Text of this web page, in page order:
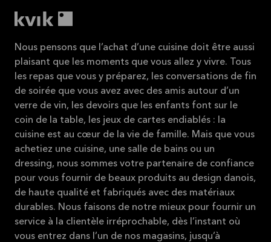
Nous pensons que l’achat d’une cuisine doit être aussi
plaisant que les moments que vous allez y vivre. Tous
les repas que vous y préparez, les conversations de fin
de soirée que vous avez avec des amis autour d’un
verre de vin, les devoirs que les enfants font sur le
coin de la table, les jeux de cartes endiablés : la
cuisine est au cœur de la vie de famille. Mais que vous
achetiez une cuisine, une salle de bains ou un
dressing, nous sommes votre partenaire de confiance
pour vous fournir de beaux produits au design danois,
de haute qualité et fabriqués avec des matériaux
durables. Nous faisons de notre mieux pour fournir un
service à la clientèle irréprochable, dès l’instant où
vous entrez dans l’un de nos magasins, jusqu’à